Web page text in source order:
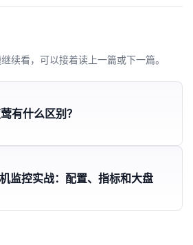
续看，可以接着读上一篇或下一篇。
有什么区别？
监控实战：配置、指标和大盘